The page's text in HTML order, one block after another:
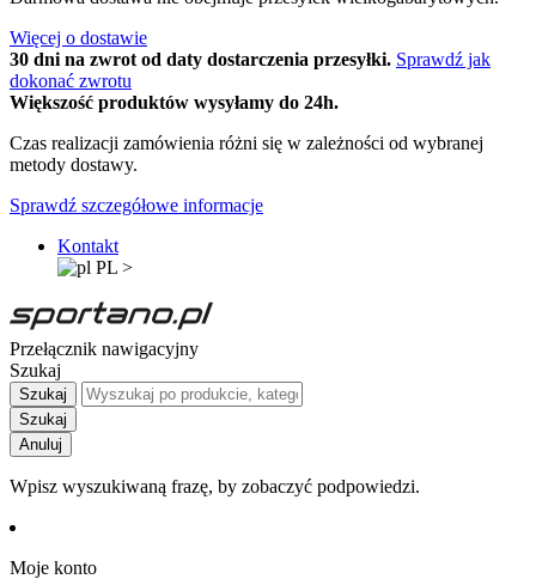
Więcej o dostawie
30 dni na zwrot od daty dostarczenia przesyłki. Sprawdź jak
dokonać zwrotu
Większość produktów wysyłamy do 24h.
Czas realizacji zamówienia różni się w zależności od wybranej
metody dostawy.
Sprawdź szczegółowe informacje
Kontakt
PL >
Przełącznik nawigacyjny
Szukaj
Szukaj
Szukaj
Anuluj
Wpisz wyszukiwaną frazę, by zobaczyć podpowiedzi.
Moje konto